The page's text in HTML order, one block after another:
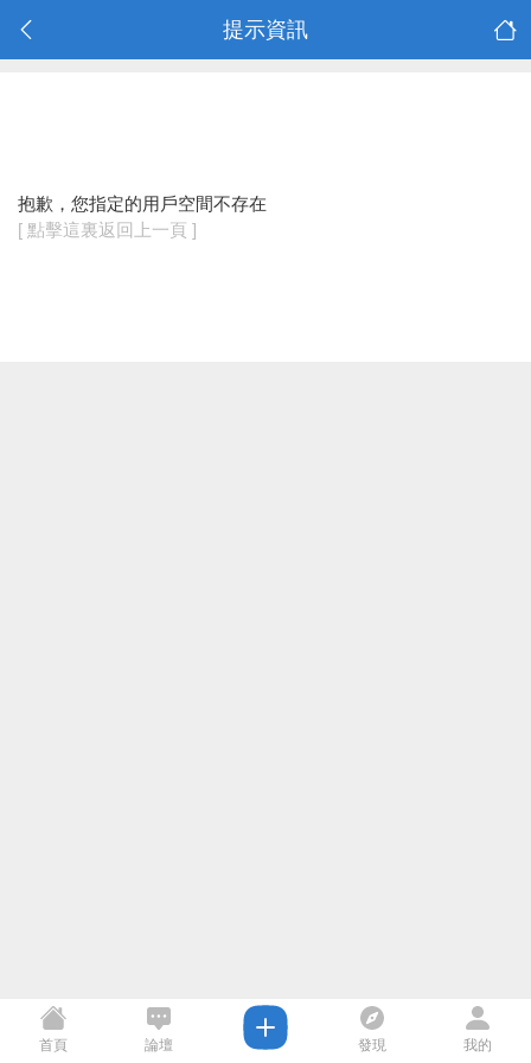
提示資訊
抱歉，您指定的用戶空間不存在
[ 點擊這裏返回上一頁 ]
首頁 論壇 發現 我的